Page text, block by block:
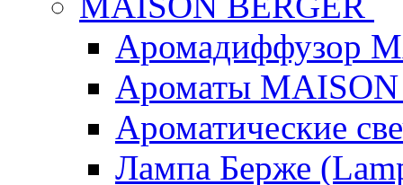
Аромадиффузор
Ароматы
Ароматические
Лампа Берже